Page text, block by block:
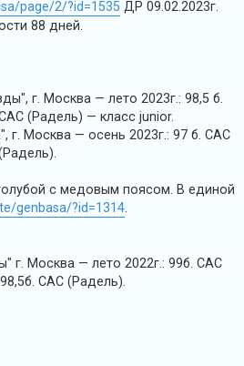
page/2/?id=1535 ДР 09.02.2023г.
88 дней.
г. Москва — лето 2023г.: 98,5 б.
(Радель) — класс junior.
г. Москва — осень 2023г.: 97 б. САС
с медовым поясом. В единой
genbasa/?id=1314
г. Москва — лето 2022г.: 99б. САС
САС (Радель).